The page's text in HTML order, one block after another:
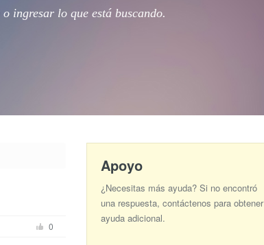
ingresar lo que está buscando.
0
Apoyo
¿Necesitas más ayuda? Si no encontró
una respuesta, contáctenos para obtener
ayuda adicional.